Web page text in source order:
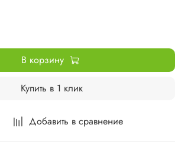
Добавить в сравнение
В корзину
Купить в 1 клик